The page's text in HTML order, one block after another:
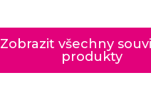
Zobrazit všechny
produkty